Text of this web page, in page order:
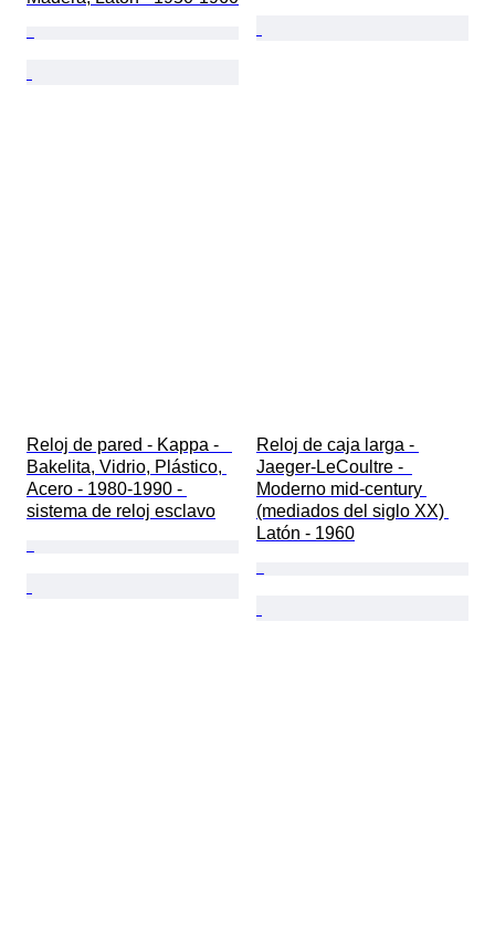
Reloj de pared - Kappa -
Bakelita, Vidrio, Plástico,
Acero - 1980-1990 -
sistema de reloj esclavo
Reloj de caja larga -
Jaeger-LeCoultre -
Moderno mid-century
(mediados del siglo XX)
Latón - 1960